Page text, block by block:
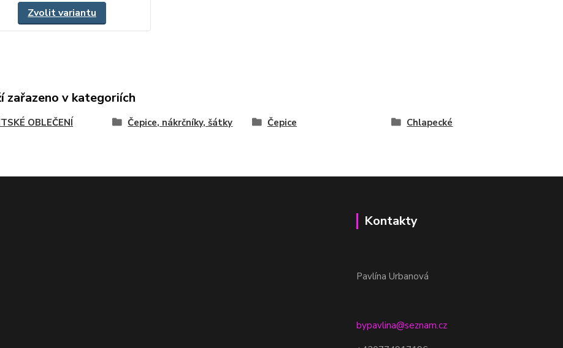
Zvolit variantu
zařazeno v kategoriích
OBLEČENÍ Čepice, nákrčníky, šátky Čepice Chlapecké
Kontakty
Pavlína Urbanová
bypavlina@seznam.cz